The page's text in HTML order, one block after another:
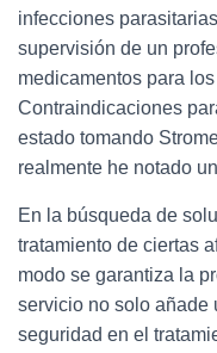
infecciones
supervisión de un
medicamentos para
Contraindicaciones
estado tomando
realmente he notado
En la búsqueda de
tratamiento de ciertas
modo se garantiza la
servicio no solo añade
seguridad en el